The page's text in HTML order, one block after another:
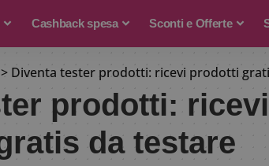
Cashback spesa Sconti e Offerte
> Diventa tester prodotti: ricevi prodotti
prodotti:
da testare